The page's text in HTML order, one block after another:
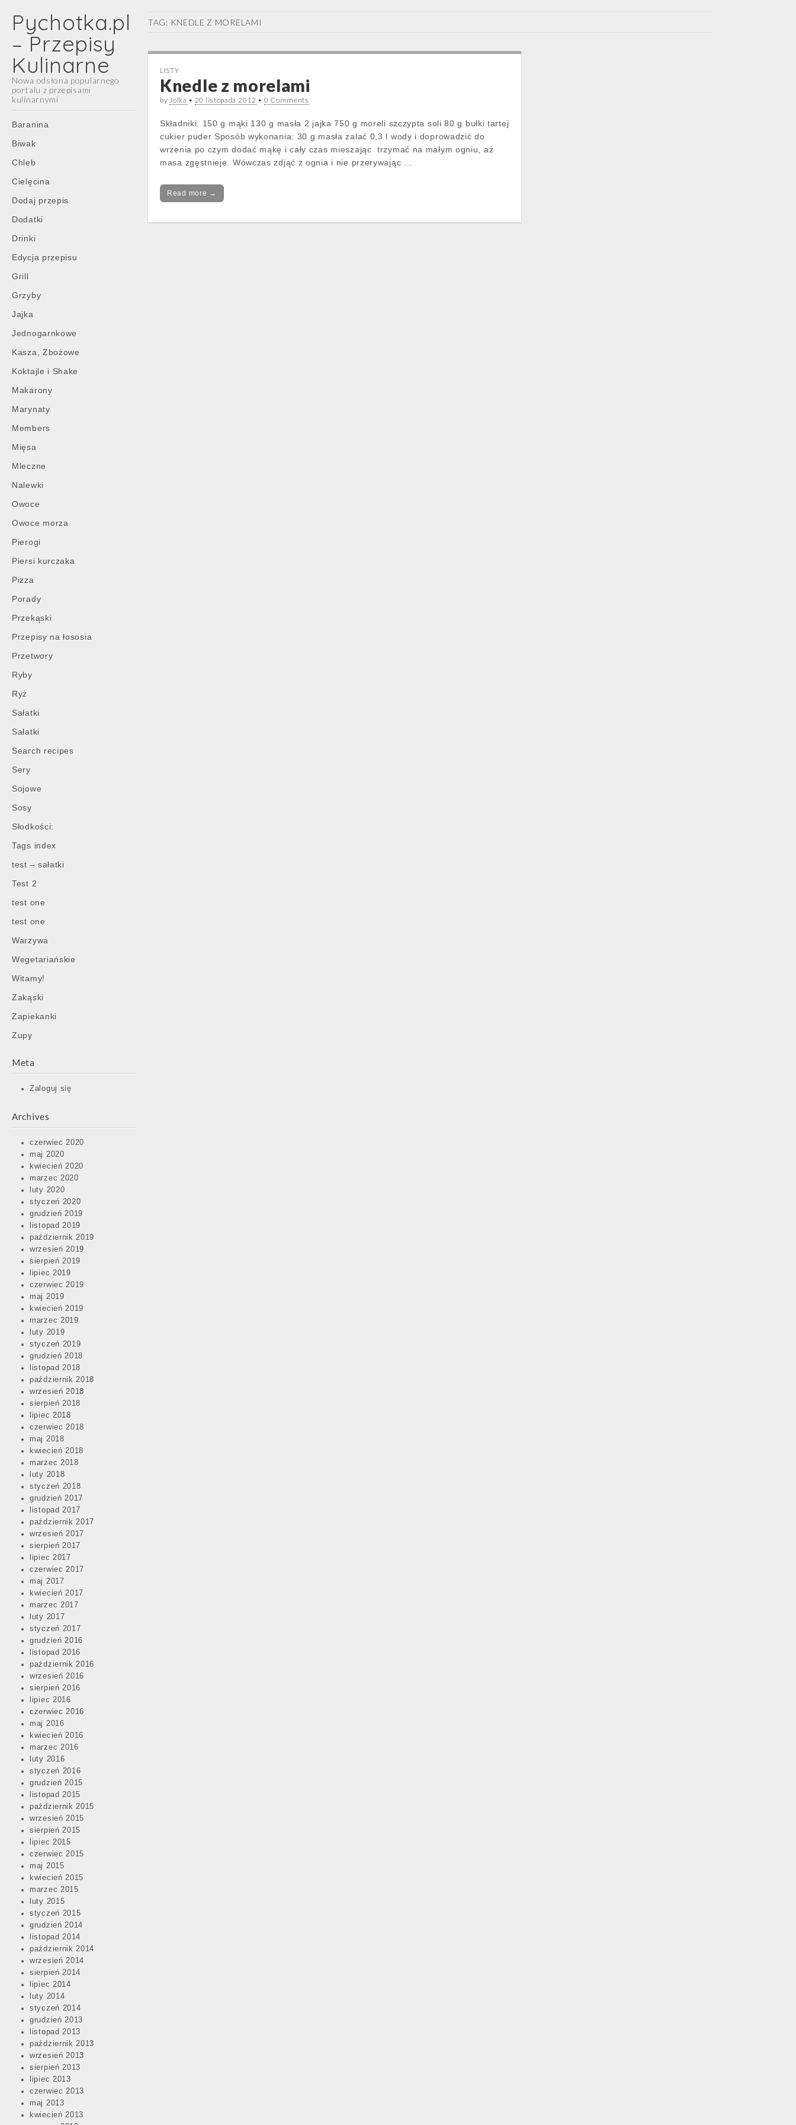
Pychotka.pl
– Przepisy
Kulinarne
Nowa odsłona popularnego
portalu z przepisami
kulinarnymi
Main
menu
Skip
content
Baranina
Biwak
Chleb
Cielęcina
Dodaj przepis
Dodatki
Drinki
Edycja przepisu
Grill
Grzyby
Jajka
Jednogarnkowe
Kasza, Zbożowe
Koktajle i Shake
Makarony
Marynaty
Members
Mięsa
Mleczne
Nalewki
Owoce
Owoce morza
Pierogi
Piersi kurczaka
Pizza
Porady
Przekąski
Przepisy na łososia
Przetwory
Ryby
Ryż
Sałatki
Sałatki
Search recipes
Sery
Sojowe
Sosy
Słodkości:
Tags index
test – sałatki
Test 2
test one
test one
Warzywa
Wegetariańskie
Witamy!
Zakąski
Zapiekanki
Zupy
Meta
Zaloguj się
Archives
czerwiec 2020
maj 2020
kwiecień 2020
marzec 2020
luty 2020
styczeń 2020
grudzień 2019
listopad 2019
październik 2019
wrzesień 2019
sierpień 2019
lipiec 2019
czerwiec 2019
maj 2019
kwiecień 2019
marzec 2019
luty 2019
styczeń 2019
grudzień 2018
listopad 2018
październik 2018
wrzesień 2018
sierpień 2018
lipiec 2018
czerwiec 2018
maj 2018
kwiecień 2018
marzec 2018
luty 2018
styczeń 2018
grudzień 2017
listopad 2017
październik 2017
wrzesień 2017
sierpień 2017
lipiec 2017
czerwiec 2017
maj 2017
kwiecień 2017
marzec 2017
luty 2017
styczeń 2017
grudzień 2016
listopad 2016
październik 2016
wrzesień 2016
sierpień 2016
lipiec 2016
czerwiec 2016
maj 2016
kwiecień 2016
marzec 2016
luty 2016
styczeń 2016
grudzień 2015
listopad 2015
październik 2015
wrzesień 2015
sierpień 2015
lipiec 2015
czerwiec 2015
maj 2015
kwiecień 2015
marzec 2015
luty 2015
styczeń 2015
grudzień 2014
listopad 2014
październik 2014
wrzesień 2014
sierpień 2014
lipiec 2014
luty 2014
styczeń 2014
grudzień 2013
listopad 2013
październik 2013
wrzesień 2013
sierpień 2013
lipiec 2013
czerwiec 2013
maj 2013
kwiecień 2013
TAG: KNEDLE Z MORELAMI
LISTY
Knedle z morelami
byJolka • 20 listopada 2012 • 0 Comments
Składniki: 150 g mąki 130 g masła 2 jajka 750 g moreli szczypta soli 80 g bułki tartej
cukier puder Sposób wykonania: 30 g masła zalać 0,3 l wody i doprowadzić do
wrzenia po czym dodać mąkę i cały czas mieszając trzymać na małym ogniu, aż
masa zgęstnieje. Wówczas zdjąć z ognia i nie przerywając …
Read more →